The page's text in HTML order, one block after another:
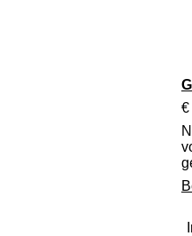
€